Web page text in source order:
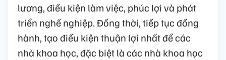
lương, điều kiện làm việc, phúc lợi và phát
triển nghề nghiệp. Đồng thời, tiếp tục đồng
hành, tạo điều kiện thuận lợi nhất để các
nhà khoa học, đặc biệt là các nhà khoa học